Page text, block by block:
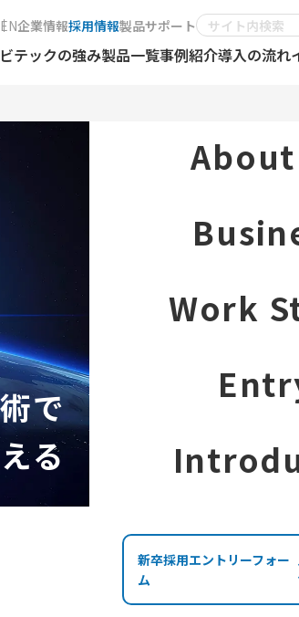
EN企業情報採用情報製品サポート
テックの強み製品一覧事例紹介導入の流れ
で
る
About
Work
新卒採用エントリーフォー
ム